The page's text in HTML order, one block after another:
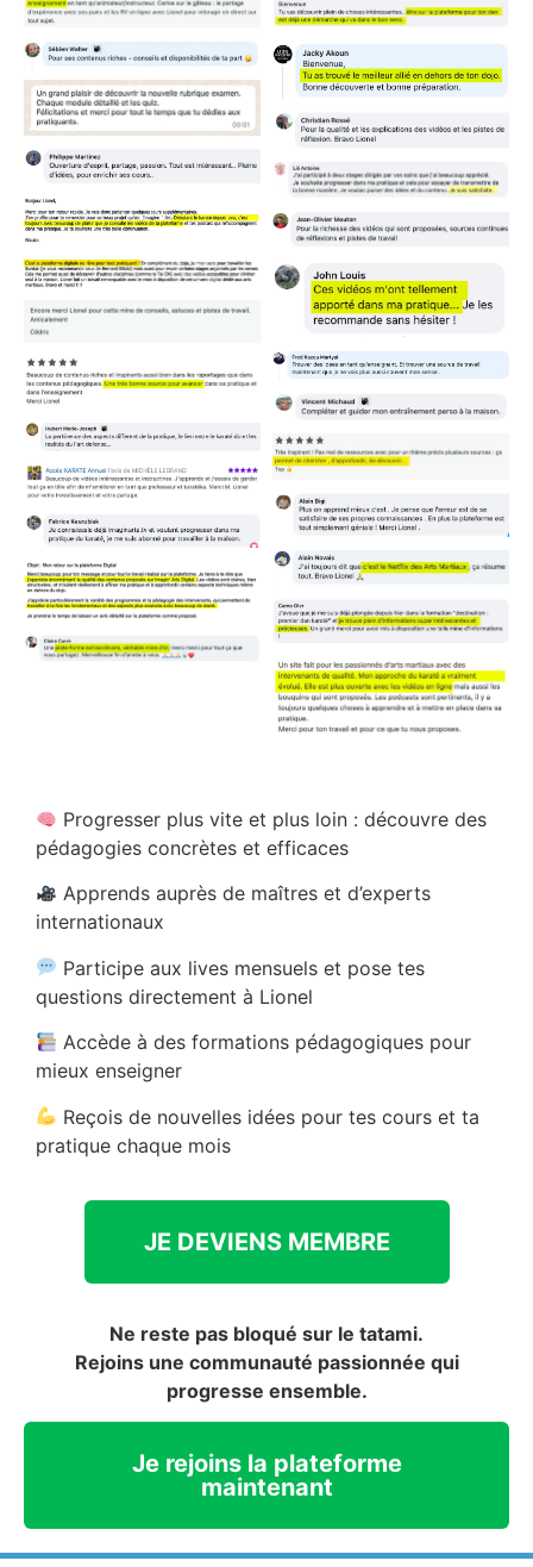
Progresser plus vite et plus loin : découvre des
pédagogies concrètes et efficaces
Apprends auprès de maîtres et d’experts
internationaux
Participe aux lives mensuels et pose tes
questions directement à Lionel
Accède à des formations pédagogiques pour
mieux enseigner
Reçois de nouvelles idées pour tes cours et ta
pratique chaque mois
JE DEVIENS MEMBRE
Ne reste pas bloqué sur le tatami.
Rejoins une communauté passionnée qui
progresse ensemble.
Je rejoins la plateforme
maintenant